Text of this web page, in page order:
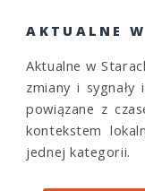
AKTUALNE
Aktualne w
zmiany i
powiązane z
kontekstem
jednej kategorii.